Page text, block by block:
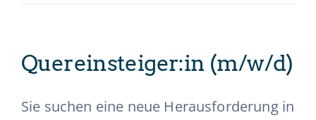
Quereinsteiger:in (m/w/d)
Sie suchen eine neue Herausforderung in